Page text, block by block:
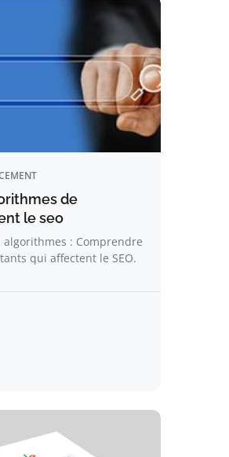
de
le seo
algorithmes : Comprendre
qui affectent le SEO.